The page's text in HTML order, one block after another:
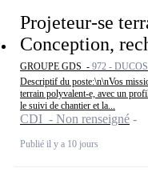
Projeteur-se
Conception,
GROUPE GDS - 972 - DUCOS
Descriptif du poste:\n\nVos
terrain polyvalent-e, avec un
le suivi de chantier et la...
CDI - Non renseigné
Publié il y a 10 jours